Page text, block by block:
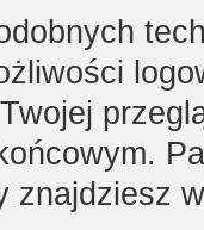
znajdziesz